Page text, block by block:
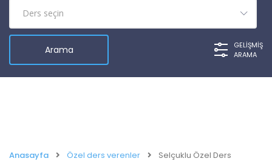
GELIŞMIŞ
ARAMA
Anasayfa Özel ders verenler Selçuklu Özel Ders